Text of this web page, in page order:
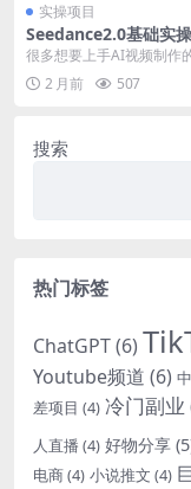
实操项目
Seedance2.0基础实
参考，从工具基础操作
功能拆解，到全品类、
实战案例参考全覆盖
很多想要上手AI视频制作
刚接触Seedance2.0都会
痛点：零...
2 月前 507
搜索
热门标签
ChatGPT(6)
Youtube频道 (6)
差项目 (4) 冷门副业
人直播 (4) 好物分享
电商(4) 小说推文 (4)